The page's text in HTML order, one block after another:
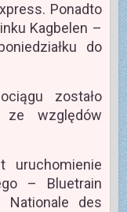
Ponadto
Kagbelen –
do
zostało
względów
uruchomienie
– Bluetrain
Nationale des